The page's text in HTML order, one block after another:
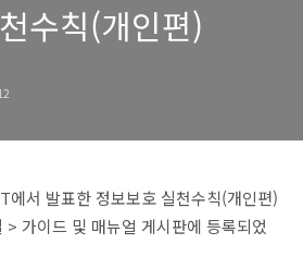
수칙(개인편)
서 발표한 정보보호 실천수칙(개인편)
가이드 및 매뉴얼 게시판에 등록되었